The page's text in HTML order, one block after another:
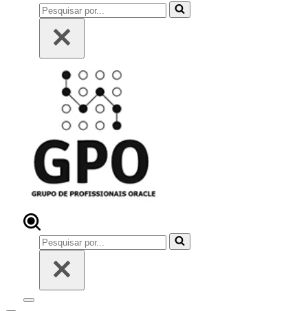
Pesquisar
por...
Pesquisar
por...
Menu